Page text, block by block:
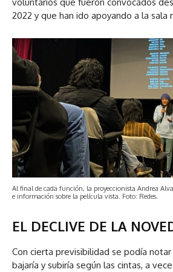
voluntarios que fueron convocados
2022 y que han ido apoyando a la sala
Al final de cada función, la proyeccionista Andrea
e información sobre la película vista. Foto: Redes.
EL DECLIVE DE LA
Con cierta previsibilidad se podía
bajaría y subiría según las cintas, a